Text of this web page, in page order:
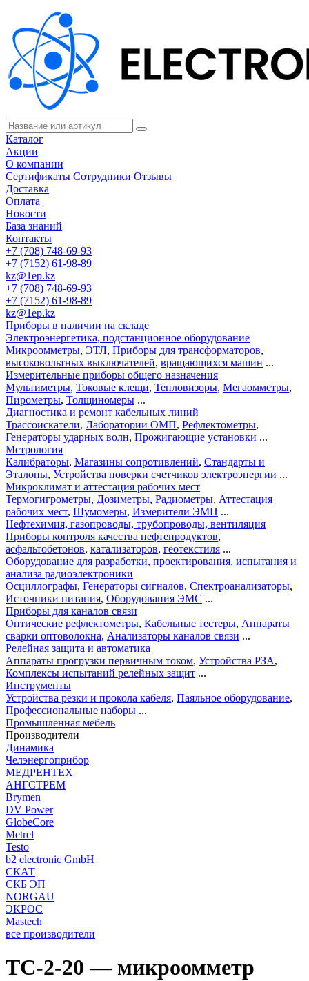
Каталог
Акции
О компании
Сертификаты Сотрудники Отзывы
Доставка
Оплата
Новости
База знаний
Контакты
+7 (708) 748-69-93
+7 (7152) 61-98-89
kz@1ep.kz
+7 (708) 748-69-93
+7 (7152) 61-98-89
kz@1ep.kz
Приборы в наличии на складе
Электроэнергетика, подстанционное оборудование
Микроомметры, ЭТЛ, Приборы для трансформаторов,
высоковольтных выключателей, вращающихся машин ...
Измерительные приборы общего назначения
Мультиметры, Токовые клещи, Тепловизоры, Мегаомметры,
Пирометры, Толщиномеры ...
Диагностика и ремонт кабельных линий
Трассоискатели, Лаборатории ОМП, Рефлектометры,
Генераторы ударных волн, Прожигающие установки ...
Метрология
Калибраторы, Магазины сопротивлений, Стандарты и
Эталоны, Устройства поверки счетчиков электроэнергии ...
Микроклимат и аттестация рабочих мест
Термогигрометры, Дозиметры, Радиометры, Аттестация
рабочих мест, Шумомеры, Измерители ЭМП ...
Нефтехимия, газопроводы, трубопроводы, вентиляция
Приборы контроля качества нефтепродуктов,
асфальтобетонов, катализаторов, геотекстиля ...
Оборудование для разработки, проектирования, испытания и
анализа радиоэлектроники
Осциллографы, Генераторы сигналов, Спектроанализаторы,
Источники питания, Оборудования ЭМС ...
Приборы для каналов связи
Оптические рефлектометры, Кабельные тестеры, Аппараты
сварки оптоволокна, Анализаторы каналов связи ...
Релейная защита и автоматика
Аппараты прогрузки первичным током, Устройства РЗА,
Комплексы испытаний релейных защит ...
Инструменты
Устройства резки и прокола кабеля, Паяльное оборудование,
Профессиональные наборы ...
Промышленная мебель
Производители
Динамика
Челэнергоприбор
МЕДРЕНТЕХ
АНГСТРЕМ
Brymen
DV Power
GlobeCore
Metrel
Testo
b2 electronic GmbH
СКАТ
СКБ ЭП
NORGAU
ЭКРОС
Mastech
все производители
ТС-2-20 — микроомметр